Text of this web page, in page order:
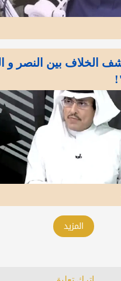
الخلاف بين النصر و
المزيد